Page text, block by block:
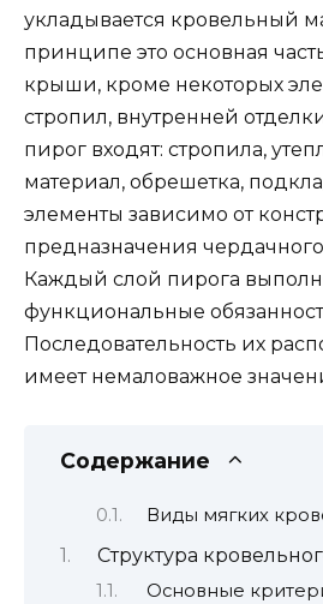
укладывается кровельный
принципе это основная
крыши, кроме некоторых
стропил, внутренней
пирог входят: стропила,
материал, обрешетка,
элементы зависимо от
предназначения
Каждый слой пирога
функциональные
Последовательность их
имеет немаловажное
Содержание
Виды мягких
Структура
Основные